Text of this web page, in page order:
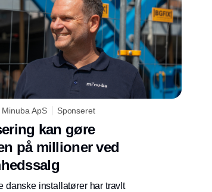
Minuba ApS Sponseret
kan gøre
på millioner ved
danske installatører har travlt